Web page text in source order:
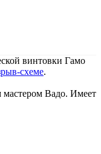
винтовки Гамо
схеме.
мастером Вадо. Имеет